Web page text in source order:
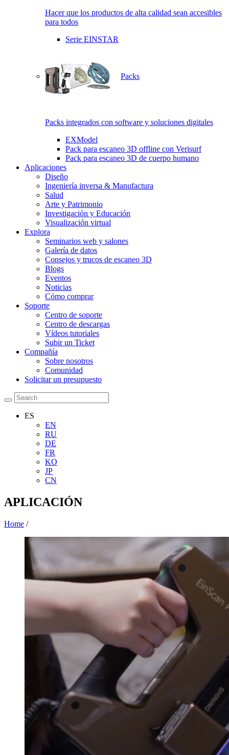
Hacer que los productos de alta calidad sean accesibles
para todos
Serie EINSTAR
Packs
Packs integrados con software y soluciones digitales
EXModel
Pack para escaneo 3D offline con Verisurf
Pack para escaneo 3D de cuerpo humano
Aplicaciones
Diseño
Ingeniería inversa & Manufactura
Salud
Arte y Patrimonio
Investigación y Educación
Visualización virtual
Explora
Seminarios web y salones
Galería de datos
Consejos y trucos de escaneo 3D
Blogs
Eventos
Noticias
Cómo comprar
Soporte
Centro de soporte
Centro de descargas
Vídeos tutoriales
Subir un Ticket
Compañía
Sobre nosotros
Comunidad
Solicitar un presupuesto
ES
EN
RU
DE
FR
KO
JP
CN
APLICACIÓN
Home /